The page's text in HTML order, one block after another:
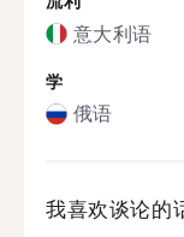
意大利语
学
俄语
我喜欢谈论的